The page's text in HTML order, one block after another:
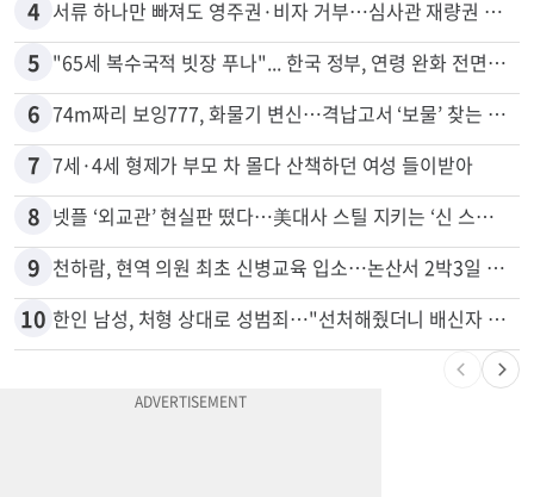
3 광고판 안에 사람이 산다?…LA 거리서 화제
4 서류 하나만 빠져도 영주권·비자 거부…심사관 재량권 대폭 확대
5 "65세 복수국적 빗장 푸나"... 한국 정부, 연령 완화 전면 추진
6
7 7세·4세 형제가 부모 차 몰다 산책하던 여성 들이받아
8 넷플 ‘외교관’ 현실판 떴다…美대사 스틸 지키는 ‘신 스틸러’
9 천하람, 현역 의원 최초 신병교육 입소…논산서 2박3일 생활
한인 남성, 처형 상대로 성범죄…"선처해줬더니 배신자 취급"